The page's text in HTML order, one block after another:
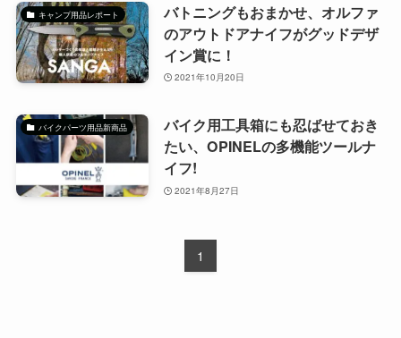
キャンプ用品レポート
バトニングもおまかせ、オルファ
のアウトドアナイフがグッドデザ
イン賞に！
2021年10月20日
バイクパーツ用品新商品
バイク用工具箱にも忍ばせておき
たい、OPINELの多機能ツールナ
イフ!
2021年8月27日
1